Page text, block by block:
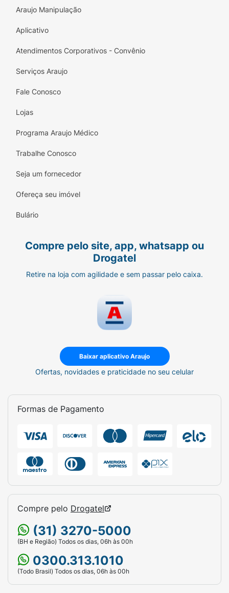
Araujo Manipulação
Aplicativo
Atendimentos Corporativos - Convênio
Serviços Araujo
Fale Conosco
Lojas
Programa Araujo Médico
Trabalhe Conosco
Seja um fornecedor
Ofereça seu imóvel
Bulário
Compre pelo site, app, whatsapp ou
Drogatel
Retire na loja com agilidade e sem passar pelo caixa.
Baixar aplicativo Araujo
Ofertas, novidades e praticidade no seu celular
Formas de Pagamento
Compre pelo Drogatel
(31) 3270-5000
(BH e Região) Todos os dias, 06h às 00h
0300.313.1010
(Todo Brasil) Todos os dias, 06h às 00h